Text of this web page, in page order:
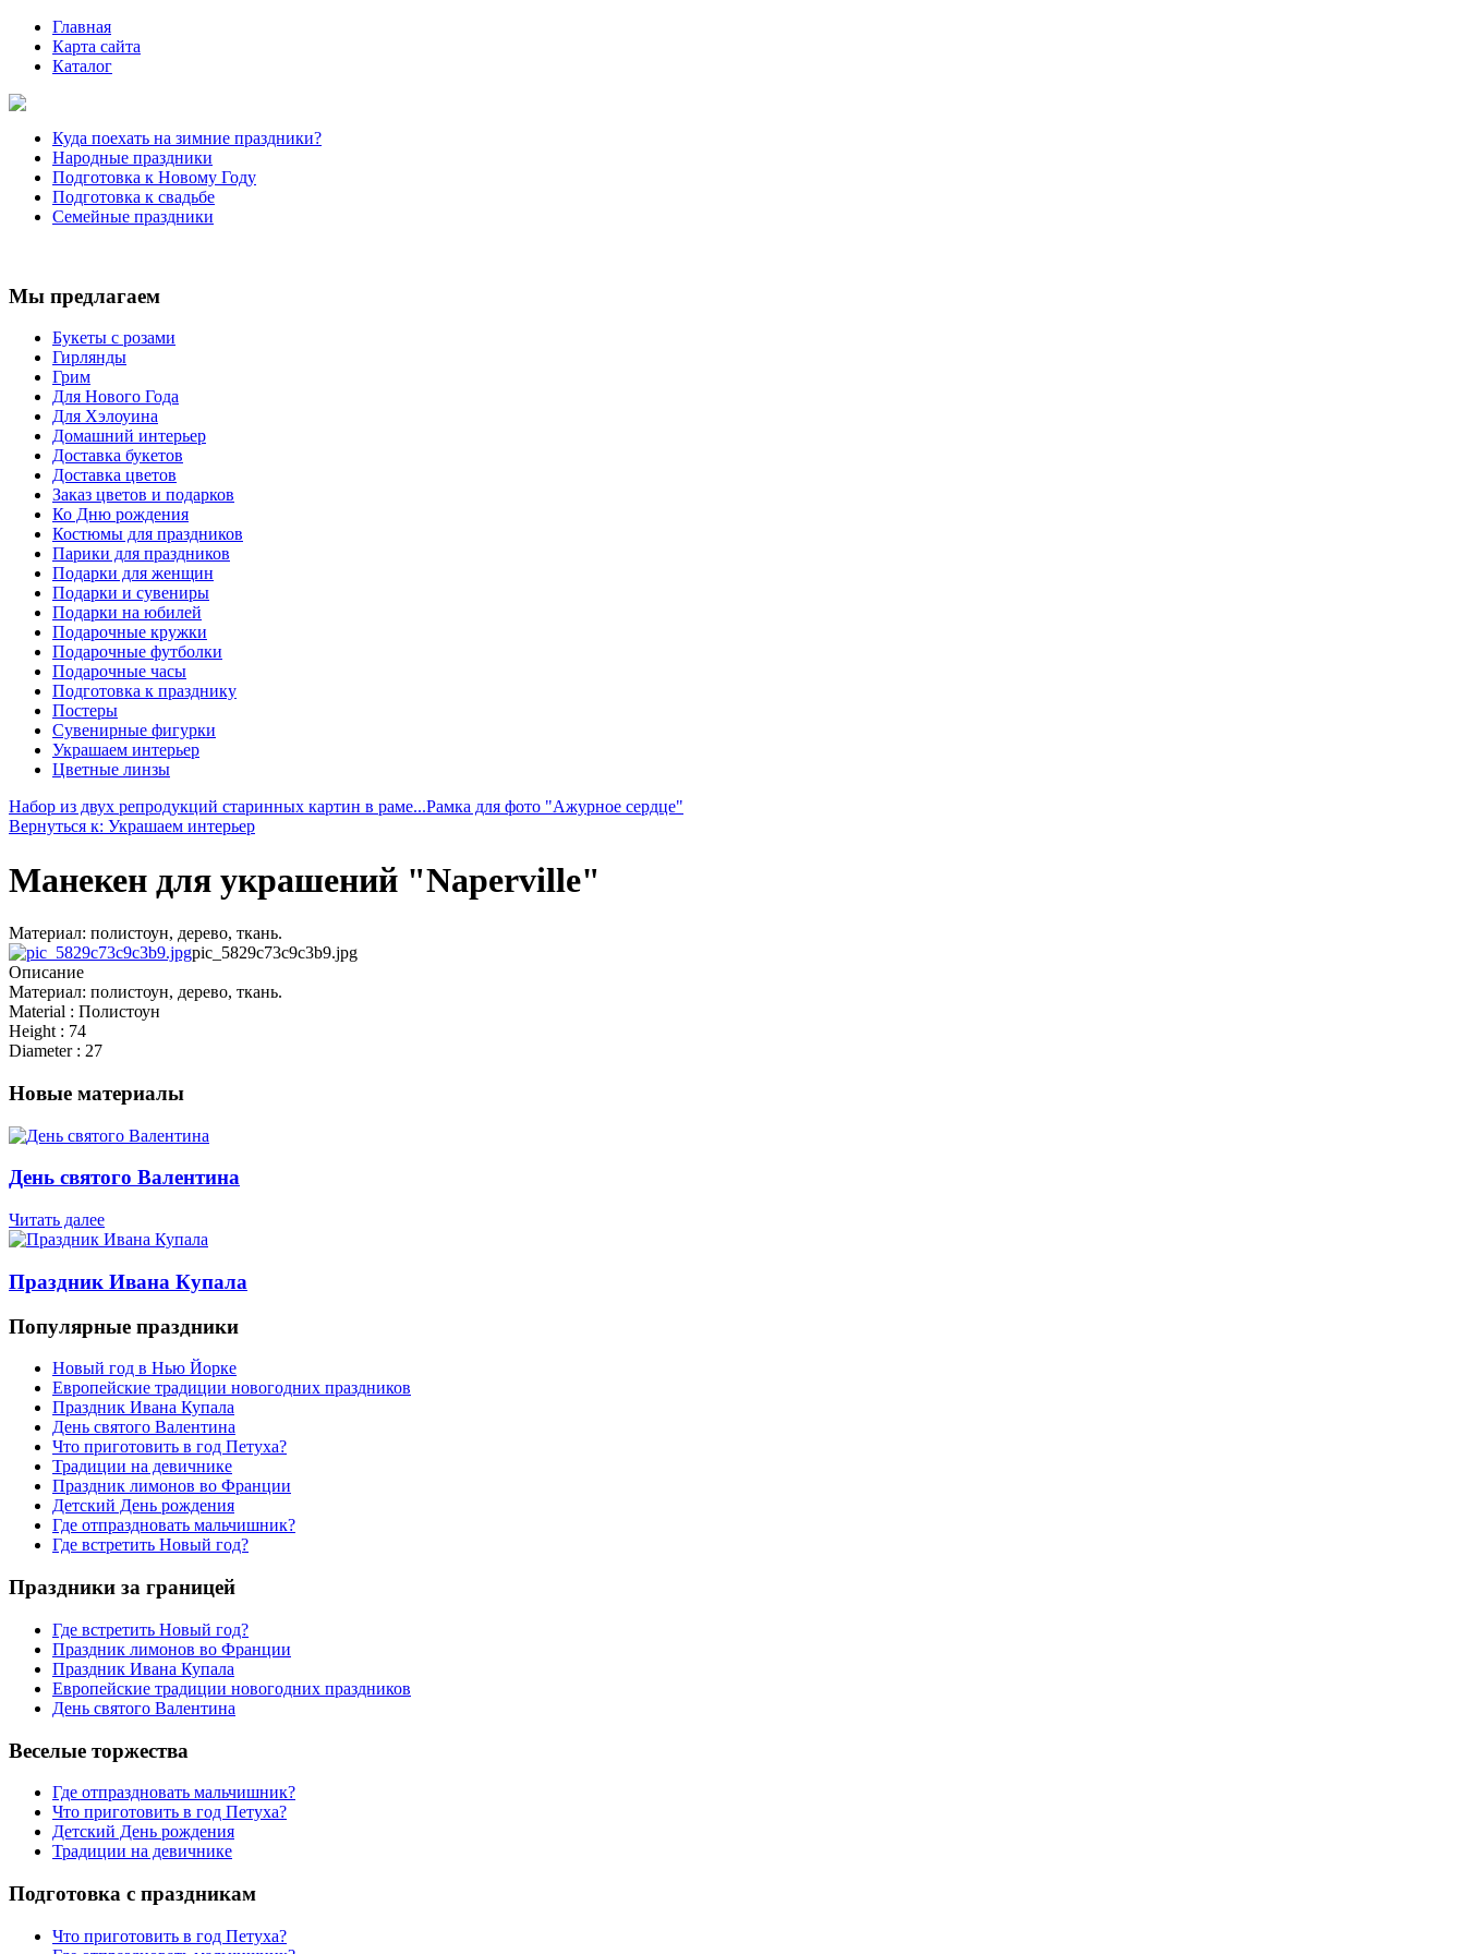
Главная
Карта сайта
Каталог
Куда поехать на зимние праздники?
Народные праздники
Подготовка к Новому Году
Подготовка к свадьбе
Семейные праздники
Мы предлагаем
Букеты с розами
Гирлянды
Грим
Для Нового Года
Для Хэлоуина
Домашний интерьер
Доставка букетов
Доставка цветов
Заказ цветов и подарков
Ко Дню рождения
Костюмы для праздников
Парики для праздников
Подарки для женщин
Подарки и сувениры
Подарки на юбилей
Подарочные кружки
Подарочные футболки
Подарочные часы
Подготовка к празднику
Постеры
Сувенирные фигурки
Украшаем интерьер
Цветные линзы
Набор из двух репродукций старинных картин в раме...Рамка для фото "Ажурное сердце"
Вернуться к: Украшаем интерьер
Манекен для украшений "Naperville"
Материал: полистоун, дерево, ткань.
pic_5829c73c9c3b9.jpg
Описание
Материал: полистоун, дерево, ткань.
Material : Полистоун
Height : 74
Diameter : 27
Новые материалы
День святого Валентина
Читать далее
Праздник Ивана Купала
Популярные праздники
Новый год в Нью Йорке
Европейские традиции новогодних праздников
Праздник Ивана Купала
День святого Валентина
Что приготовить в год Петуха?
Традиции на девичнике
Праздник лимонов во Франции
Детский День рождения
Где отпраздновать мальчишник?
Где встретить Новый год?
Праздники за границей
Где встретить Новый год?
Праздник лимонов во Франции
Праздник Ивана Купала
Европейские традиции новогодних праздников
День святого Валентина
Веселые торжества
Где отпраздновать мальчишник?
Что приготовить в год Петуха?
Детский День рождения
Традиции на девичнике
Подготовка с праздникам
Что приготовить в год Петуха?